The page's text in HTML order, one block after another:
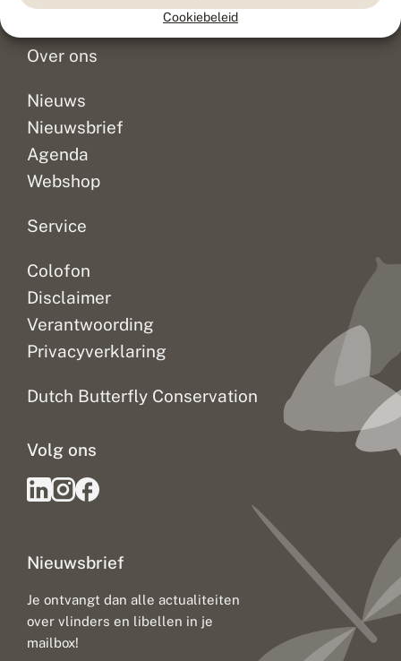
Cookiebeleid
Doneer
Over ons
Nieuws
Nieuwsbrief
Agenda
Webshop
Service
Colofon
Disclaimer
Verantwoording
Privacyverklaring
Dutch Butterfly Conservation
Nieuwsbrief
Je ontvangt dan alle actualiteiten
over vlinders en libellen in je
mailbox!
Volg ons